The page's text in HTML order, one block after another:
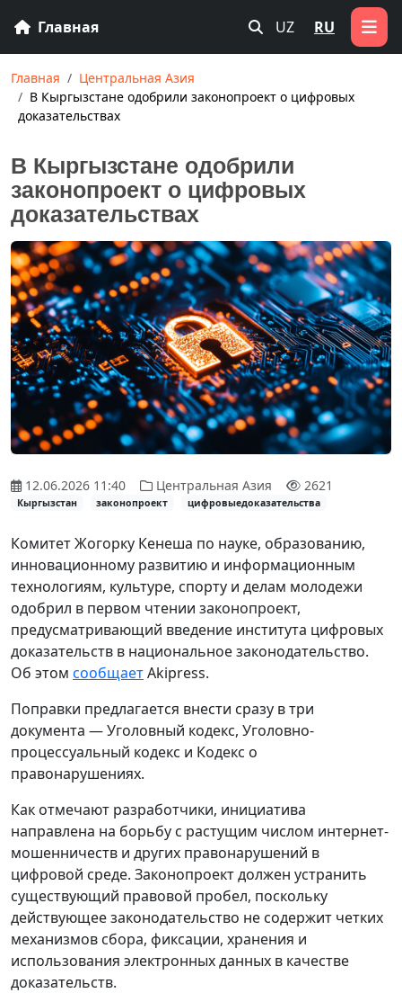
Главная UZ RU
Главная
Центральная Азия
В Кыргызстане одобрили законопроект о цифровых
доказательствах
В Кыргызстане одобрили
законопроект о цифровых
доказательствах
12.06.2026 11:40 Центральная Азия 2621
Кыргызстан законопроект цифровыедоказательства
Комитет Жогорку Кенеша по науке, образованию,
инновационному развитию и информационным
технологиям, культуре, спорту и делам молодежи
одобрил в первом чтении законопроект,
предусматривающий введение института цифровых
доказательств в национальное законодательство.
Об этом сообщаетAkipress.
Поправки предлагается внести сразу в три
документа — Уголовный кодекс, Уголовно-
процессуальный кодекс и Кодекс о
правонарушениях.
Как отмечают разработчики, инициатива
направлена на борьбу с растущим числом интернет-
мошенничеств и других правонарушений в
цифровой среде. Законопроект должен устранить
существующий правовой пробел, поскольку
действующее законодательство не содержит четких
механизмов сбора, фиксации, хранения и
использования электронных данных в качестве
доказательств.